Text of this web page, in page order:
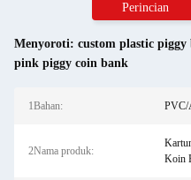
Perincian
Menyoroti: custom plastic piggy
pink piggy coin bank
1Bahan: PVC/
2Nama produk:
Koin